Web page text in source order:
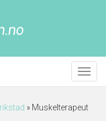
Meny
» Muskelterapeut